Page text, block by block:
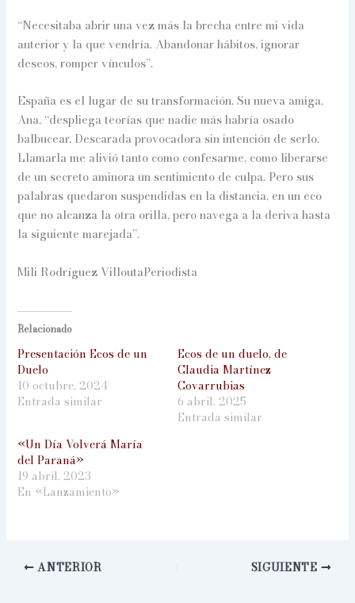
“Necesitaba abrir una vez más la brecha entre mi vida
anterior y la que vendría. Abandonar hábitos, ignorar
deseos, romper vínculos”.
España es el lugar de su transformación. Su nueva amiga,
Ana, “despliega teorías que nadie más habría osado
balbucear. Descarada provocadora sin intención de serlo.
Llamarla me alivió tanto como confesarme, como liberarse
de un secreto aminora un sentimiento de culpa. Pero sus
palabras quedaron suspendidas en la distancia, en un eco
que no alcanza la otra orilla, pero navega a la deriva hasta
la siguiente marejada”.
Mili Rodríguez VilloutaPeriodista
Relacionado
Presentación Ecos de un
Duelo
10 octubre, 2024
Entrada similar
Ecos de un duelo, de
Claudia Martínez
Covarrubias
6 abril, 2025
Entrada similar
«Un Día Volverá María
del Paraná»
19 abril, 2023
En «Lanzamiento»
ANTERIOR SIGUIENTE